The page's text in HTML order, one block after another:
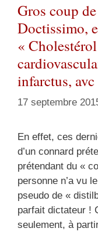
Gros coup
Doctissimo,
«
infarctus,
17 septembre
En effet, ces
d’un connard
prétendant du «
personne n’a vu
pseudo de «
parfait dictateur !
seulement, à